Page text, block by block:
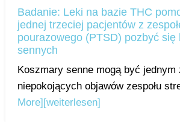
Badanie: Leki na bazie THC
jednej trzeciej pacjentów z
pourazowego (PTSD) pozbyć się
sennych
Koszmary senne mogą być jednym
niepokojących objawów zespołu
More] [weiterlesen]